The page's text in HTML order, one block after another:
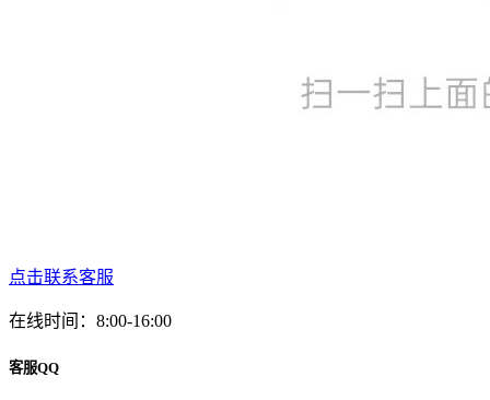
点击联系客服
在线时间：8:00-16:00
客服QQ